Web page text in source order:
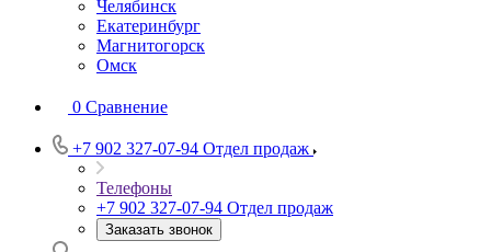
Челябинск
Екатеринбург
Магнитогорск
Омск
0 Сравнение
+7 902 327-07-94 Отдел продаж
Телефоны
+7 902 327-07-94 Отдел продаж
Заказать звонок